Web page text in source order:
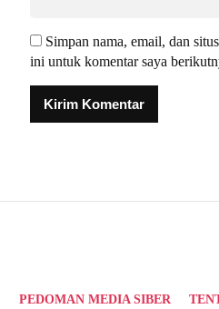
Simpan nama, email, dan
ini untuk komentar saya
PEDOMAN MEDIA SIBER